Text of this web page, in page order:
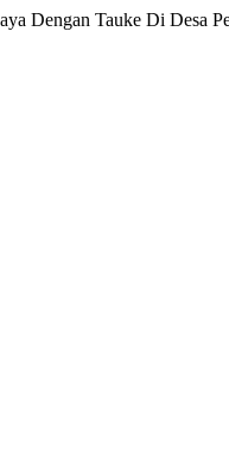
Dengan Tauke Di Desa